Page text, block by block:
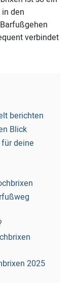
den
verbindet
berichten
Blick
deine
2025